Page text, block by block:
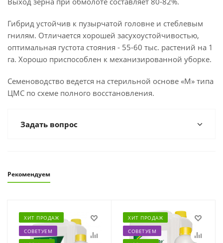
Гибрид устойчив к пузырчатой головне и стеблевым
гнилям. Отличается хорошей засухоустойчивостью,
оптимальная густота стояния - 55-60 тыс. растений на 1
га. Хорошо приспособлен к механизированной уборке.
Семеноводство ведется на стерильной основе «М» типа
ЦМС по схеме полного восстановления.
Задать вопрос
Рекомендуем
ХИТ ПРОДАЖ
СОВЕТУЕМ
ХИТ ПРОДАЖ
СОВЕТУЕМ